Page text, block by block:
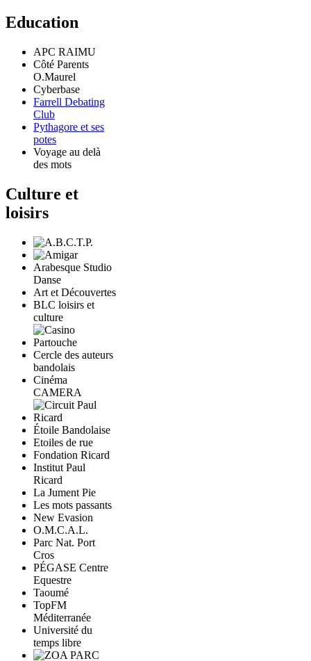
Education
APC RAIMU
Côté Parents
O.Maurel
Cyberbase
Farrell Debating
Club
Pythagore et ses
potes
Voyage au delà
des mots
Culture et
loisirs
Arabesque Studio
Danse
Art et Découvertes
BLC loisirs et
culture
Cercle des auteurs
bandolais
Cinéma
CAMERA
Étoile Bandolaise
Etoiles de rue
Fondation Ricard
Institut Paul
Ricard
La Jument Pie
Les mots passants
New Evasion
O.M.C.A.L.
Parc Nat. Port
Cros
PÉGASE Centre
Equestre
Taoumé
TopFM
Méditerranée
Université du
temps libre